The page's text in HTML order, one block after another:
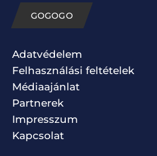
GOGOGO
Adatvédelem
Felhasználási feltételek
Médiaajánlat
Partnerek
Impresszum
Kapcsolat